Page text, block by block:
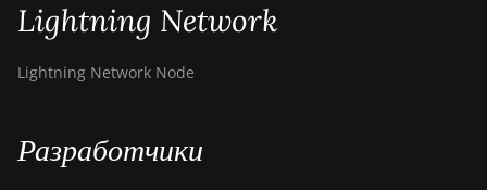
Bitdeer SealMiner DL1 Air
Bitdeer SealMiner DL1
Lightning Network
Lightning Network Node
Разработчики